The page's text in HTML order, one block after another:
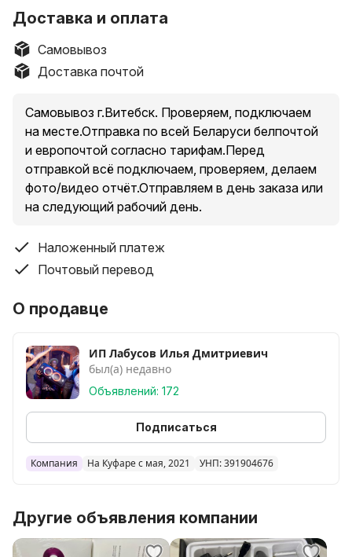
СМОТРИТЕ ДРУГИЕ МОИ ОБЪЯВЛЕНИЯ
Фен для сушки волос с насадками-концентраторами
VGR-9200
компактный, практически бесшумный инструмент как
среди профессионалов индустрии красоты, так и
среди пользователей в повседневных домашних
условиях.
Фен оснащен мощным мотором, несколькими
уровнями скорости то, что необходимо, чтобы
Ключевые характеристики фена:
• Мощность: 6000Вт; (Указано производителем)
/ горячий воздух;
функцией автоматического отключения для защиты
изделие от перегрева;
• Кабель длиной 130 см;
Комплектация:
• Фен VGR -9200;
• Насадки
Доставка и оплата
Самовывоз
Доставка почтой
Самовывоз г.Витебск. Проверяем, подключаем
на месте.Отправка по всей Беларуси белпочтой
и европочтой согласно тарифам.Перед
отправкой всё подключаем, проверяем, делаем
фото/видео отчёт.Отправляем в день заказа или
на следующий рабочий день.
Наложенный платеж
Почтовый перевод
О продавце
ИП Лабусов Илья Дмитриевич
был(а) недавно
Объявлений: 172
Подписаться
Компания На Куфаре с мая, 2021 УНП: 391904676
Другие объявления компании